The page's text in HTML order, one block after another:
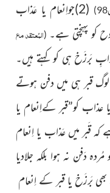
(2)جواِنعام
یا عَذاب
کو پہنچتی ہے۔ (المُعتقد مع
بَرزَخ ہی کو کہتے ہیں۔
قبر ہی میں دفن ہوتے
یا عذاب کو”قبر کےاِنعام یا
قَبر میں عَذاب یا اِنعام
دَفن نہ ہوا بلکہ جلادیا
بھی بَرزَخ یا قبر کے اِنعام